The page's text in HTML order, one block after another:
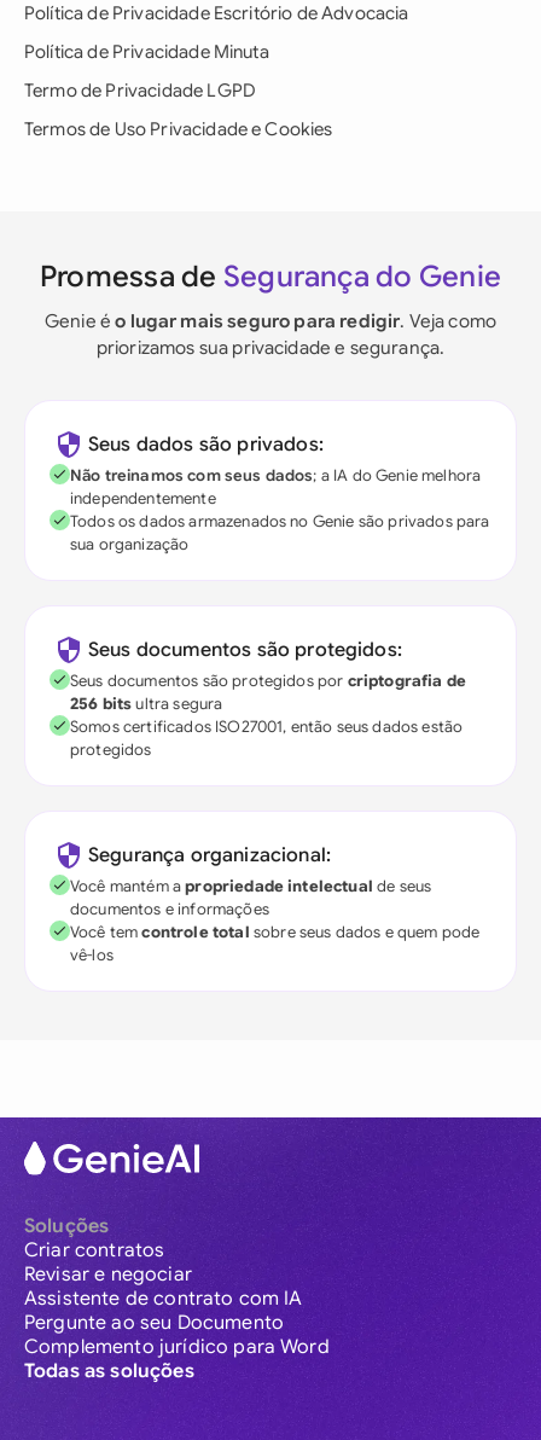
Política de Privacidade Escritório de Advocacia
Política de Privacidade Minuta
Termo de Privacidade LGPD
Termos de Uso Privacidade e Cookies
Promessa de Segurança do Genie
Genie éo lugar mais seguro para redigir. Veja como
priorizamos sua privacidade e segurança.
Seus dados são privados:
Não treinamos com seus dados; a IA do Genie melhora
independentemente
Todos os dados armazenados no Genie são privados para
sua organização
Seus documentos são protegidos:
Seus documentos são protegidos por criptografia de
256 bitsultra segura
Somos certificados ISO27001, então seus dados estão
protegidos
Segurança organizacional:
Você mantém apropriedade intelectual de seus
documentos e informações
Você temcontrole total sobre seus dados e quem pode
vê-los
Soluções
Criar contratos
Revisar e negociar
Assistente de contrato com IA
Pergunte ao seu Documento
Complemento jurídico para Word
Todas as soluções